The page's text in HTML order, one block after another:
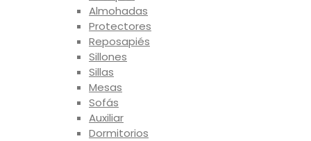
Almohadas
Protectores
Reposapiés
Sillones
Sillas
Mesas
Sofás
Auxiliar
Dormitorios